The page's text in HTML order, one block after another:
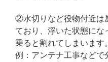
②水切りなど役物付近は
ており、浮いた状態にな
乗ると割れてしまいます。
例：アンテナ工事などで